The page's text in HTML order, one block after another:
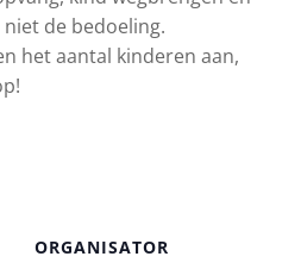
de bedoeling.
het aantal kinderen aan,
ORGANISATOR